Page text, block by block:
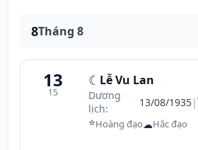
8Tháng 8
13
15
☾ Lễ Vu Lan
Dương
lịch:
13/08/1935|
⭐Hoàng đạo☁Hắc đạo